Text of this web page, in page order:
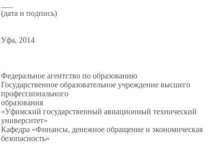
(дата и подпись)
Уфа, 2014
Федеральное агентство по образованию
Государственное образовательное учреждение высшего
профессионального
образования
«Уфимский государственный авиационный технический
университет»
Кафедра «Финансы, денежное обращение и экономическая
безопасность»